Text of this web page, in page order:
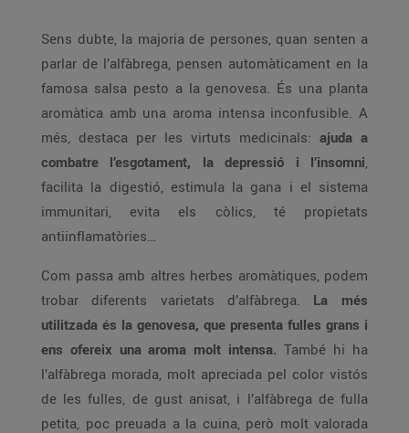
Sens dubte, la majoria de persones, quan senten a
parlar de l’alfàbrega, pensen automàticament en la
famosa salsa pesto a la genovesa. És una planta
aromàtica amb una aroma intensa inconfusible. A
més, destaca per les virtuts medicinals: ajuda a
combatre l’esgotament, la depressió i l’insomni,
facilita la digestió, estimula la gana i el sistema
immunitari, evita els còlics, té propietats
antiinflamatòries…
Com passa amb altres herbes aromàtiques, podem
trobar diferents varietats d’alfàbrega. La més
utilitzada és la genovesa, que presenta fulles grans i
ens ofereix una aroma molt intensa. També hi ha
l’alfàbrega morada, molt apreciada pel color vistós
de les fulles, de gust anisat, i l’alfàbrega de fulla
petita, poc preuada a la cuina, però molt valorada